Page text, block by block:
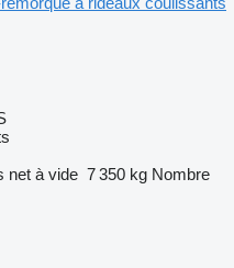
net à vide 7 350 kg Nombre